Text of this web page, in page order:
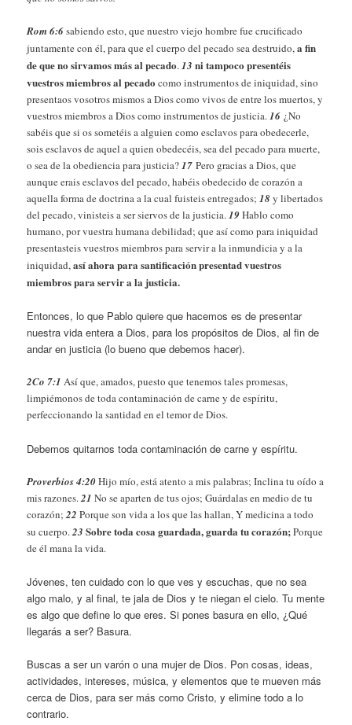
Rom 6:6sabiendo esto, que nuestro viejo hombre fue crucificado
juntamente con él, para que el cuerpo del pecado sea destruido,a fin
de que no sirvamos más al pecado.13ni tampoco presentéis
vuestros miembros al pecado como instrumentos de iniquidad, sino
presentaos vosotros mismos a Dios como vivos de entre los muertos, y
vuestros miembros a Dios como instrumentos de justicia.16¿No
sabéis que si os sometéis a alguien como esclavos para obedecerle,
sois esclavos de aquel a quien obedecéis, sea del pecado para muerte,
o sea de la obediencia para justicia?17Pero gracias a Dios, que
aunque erais esclavos del pecado, habéis obedecido de corazón a
aquella forma de doctrina a la cual fuisteis entregados;18 y libertados
del pecado, vinisteis a ser siervos de la justicia.19Hablo como
humano, por vuestra humana debilidad; que así como para iniquidad
presentasteis vuestros miembros para servir a la inmundicia y a la
iniquidad,así ahora para santificación presentad vuestros
miembros para servir a la justicia.
Entonces, lo que Pablo quiere que hacemos es de presentar
nuestra vida entera a Dios, para los propósitos de Dios, al fin de
andar en justicia (lo bueno que debemos hacer).
2Co 7:1 Así que, amados, puesto que tenemos tales promesas,
limpiémonos de toda contaminación de carne y de espíritu,
perfeccionando la santidad en el temor de Dios.
Debemos quitarnos toda contaminación de carne y espíritu.
Proverbios 4:20Hijo mío, está atento a mis palabras; Inclina tu oído a
mis razones.21 No se aparten de tus ojos; Guárdalas en medio de tu
corazón;22 Porque son vida a los que las hallan, Y medicina a todo
su cuerpo.23 Sobre toda cosa guardada, guarda tu corazón;Porque
de él mana la vida.
Jóvenes, ten cuidado con lo que ves y escuchas, que no sea
algo malo, y al final, te jala de Dios y te niegan el cielo. Tu mente
es algo que define lo que eres. Si pones basura en ello, ¿Qué
llegarás a ser? Basura.
Buscas a ser un varón o una mujer de Dios. Pon cosas, ideas,
actividades, intereses, música, y elementos que te mueven más
cerca de Dios, para ser más como Cristo, y elimine todo a lo
contrario.